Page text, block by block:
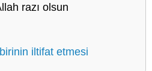
razı olsun
iltifat etmesi